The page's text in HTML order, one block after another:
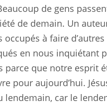
de gens
de demain. Un
à faire
en nous inquiétant
parce que notre esprit
pour aujourd’hui.
lendemain, car le